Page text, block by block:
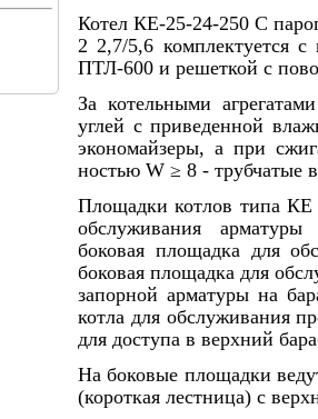
Котел КЕ-25-24-250 С
2 2,7/5,6 комплектуется
ПТЛ-600 и решеткой с
За котельными
углей с при­веденной
экономайзеры, а при
ностью W ≥ 8 - трубчатые
Площадки котлов типа КЕ
обслужи­вания
боковая площадка для
боковая площадка для
запорной ар­матуры на
котла для обслуживания
для доступа в верхний
На боковые площадки
(короткая лестница) с